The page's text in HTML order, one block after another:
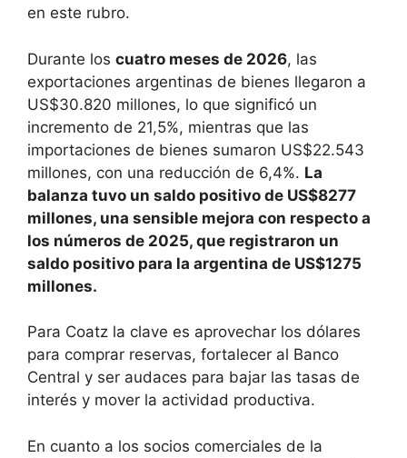
en este rubro.
Durante los cuatro meses de 2026, las
exportaciones argentinas de bienes llegaron a
US$30.820 millones, lo que significó un
incremento de 21,5%, mientras que las
importaciones de bienes sumaron US$22.543
millones, con una reducción de 6,4%. La
balanza tuvo un saldo positivo de US$8277
millones, una sensible mejora con respecto a
los números de 2025, que registraron un
saldo positivo para la argentina de US$1275
millones.
Para Coatz la clave es aprovechar los dólares
para comprar reservas, fortalecer al Banco
Central y ser audaces para bajar las tasas de
interés y mover la actividad productiva.
En cuanto a los socios comerciales de la